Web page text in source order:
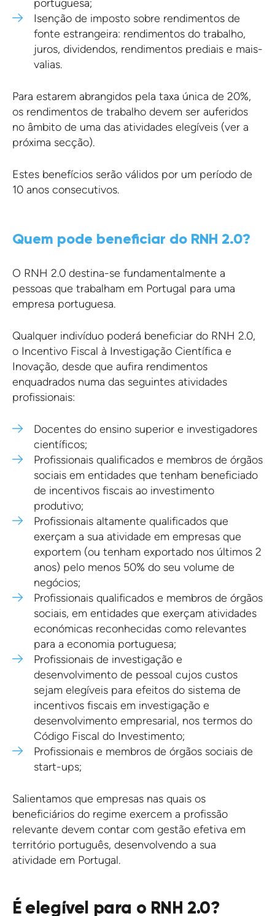
portuguesa;
Isenção de imposto sobre rendimentos de
fonte estrangeira: rendimentos do trabalho,
juros, dividendos, rendimentos prediais e mais-
valias.
Para estarem abrangidos pela taxa única de 20%,
os rendimentos de trabalho devem ser auferidos
no âmbito de uma das atividades elegíveis (ver a
próxima secção).
Estes benefícios serão válidos por um período de
10 anos consecutivos.
Quem pode beneficiar do RNH 2.0?
O RNH 2.0 destina-se fundamentalmente a
pessoas que trabalham em Portugal para uma
empresa portuguesa.
Qualquer indivíduo poderá beneficiar do RNH 2.0,
o Incentivo Fiscal à Investigação Científica e
Inovação, desde que aufira rendimentos
enquadrados numa das seguintes atividades
profissionais:
Docentes do ensino superior e investigadores
científicos;
Profissionais qualificados e membros de órgãos
sociais em entidades que tenham beneficiado
de incentivos fiscais ao investimento
produtivo;
Profissionais altamente qualificados que
exerçam a sua atividade em empresas que
exportem (ou tenham exportado nos últimos 2
anos) pelo menos 50% do seu volume de
negócios;
Profissionais qualificados e membros de órgãos
sociais, em entidades que exerçam atividades
económicas reconhecidas como relevantes
para a economia portuguesa;
Profissionais de investigação e
desenvolvimento de pessoal cujos custos
sejam elegíveis para efeitos do sistema de
incentivos fiscais em investigação e
desenvolvimento empresarial, nos termos do
Código Fiscal do Investimento;
Profissionais e membros de órgãos sociais de
start-ups;
Salientamos que empresas nas quais os
beneficiários do regime exercem a profissão
relevante devem contar com gestão efetiva em
território português, desenvolvendo a sua
atividade em Portugal.
É elegível para o RNH 2.0?